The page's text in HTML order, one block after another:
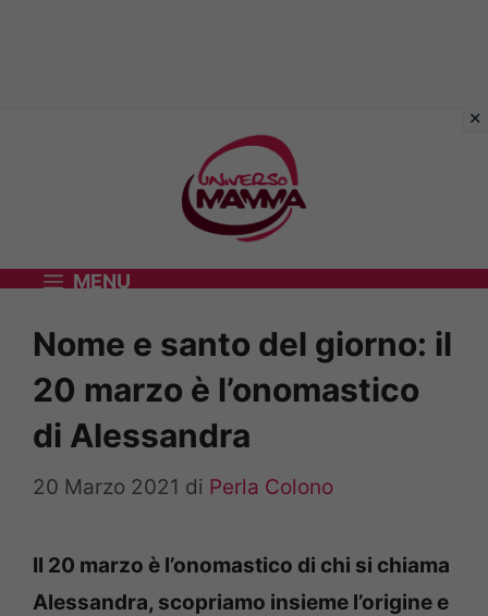
MENU
Nome e santo del giorno: il
20 marzo è l’onomastico
di Alessandra
20 Marzo 2021 di Perla Colono
Il 20 marzo è l’onomastico di chi si chiama
Alessandra, scopriamo insieme l’origine e